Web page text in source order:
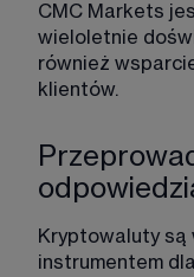
CMC Markets
wieloletnie
również
klientów.
Kryptowaluty są
instrumentem